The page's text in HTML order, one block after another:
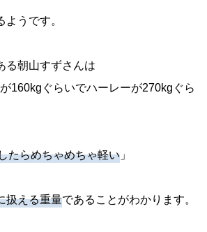
うです。
る朝山すずさんは
160kgぐらいでハーレーが270kgぐら
たらめちゃめちゃ軽い 」
扱える重量であることがわかります。